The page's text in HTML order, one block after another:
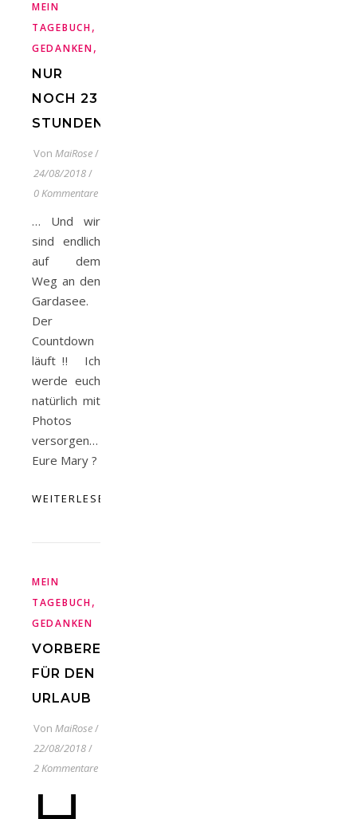
MEIN
TAGEBUCH,
GEDANKEN,
NUR
NOCH 23
STUNDEN
Von MaiRose/
24/08/2018/
0 Kommentare
… Und wir
sind endlich
auf dem
Weg an den
Gardasee.
Der
Countdown
läuft‼️ Ich
werde euch
natürlich mit
Photos
versorgen…
Eure Mary ?
WEITERLESEN
MEIN
TAGEBUCH,
GEDANKEN
VORBEREITUNGEN
FÜR DEN
URLAUB
Von MaiRose/
22/08/2018/
2 Kommentare